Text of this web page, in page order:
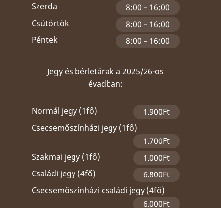
Szerda
8:00 – 16:00
Csütörtök
8:00 – 16:00
Péntek
8:00 – 16:00
Jegy és bérletárak a 2025/26-os
évadban:
Normál jegy (1fő)
1.900Ft
Csecsemőszínházi jegy (1fő)
1.700Ft
Szakmai jegy (1fő)
1.000Ft
Családi jegy (4fő)
6.800Ft
Csecsemőszínházi családi jegy (4fő)
6.000Ft